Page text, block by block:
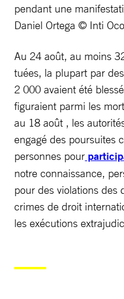
pendant une
Daniel Ortega © Inti
Au 24 août, au moins
tuées, la plupart par
2 000 avaient été
figuraient parmi les
au 18 août , les
engagé des poursuites
personnes pour
notre connaissance,
pour des violations des
crimes de droit
les exécutions